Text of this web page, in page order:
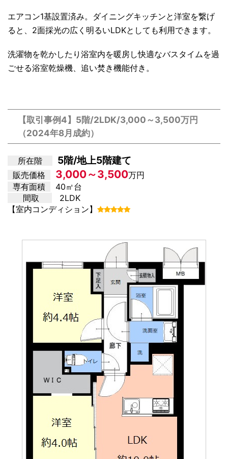
エアコン1基設置済み。ダイニングキッチンと洋室を繋げ
ると、2面採光の広く明るいLDKとしても利用できます。
洗濯物を乾かしたり浴室内を暖房し快適なバスタイムを過
ごせる浴室乾燥機、追い焚き機能付き。
【取引事例4】5階/2LDK/3,000～3,500万円
（2024年8月成約）
所在階 5階/地上5階建て
販売価格 3,000～3,500万円
専有面積
40㎡台
間取
2LDK
【室内コンディション】